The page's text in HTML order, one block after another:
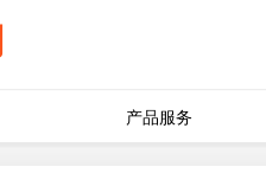
产品服务